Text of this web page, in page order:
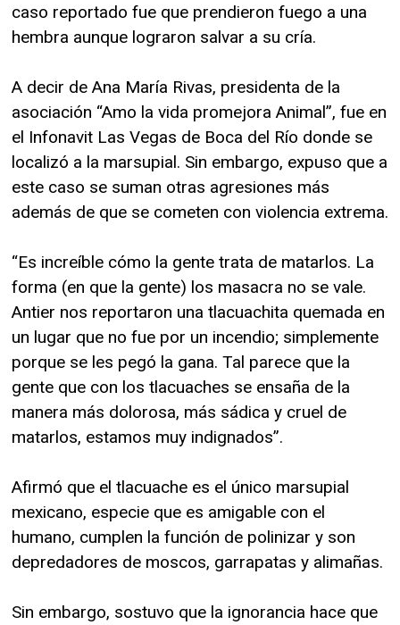
caso reportado fue que prendieron fuego a una
hembra aunque lograron salvar a su cría.
A decir de Ana María Rivas, presidenta de la
asociación “Amo la vida promejora Animal”, fue en
el Infonavit Las Vegas de Boca del Río donde se
localizó a la marsupial. Sin embargo, expuso que a
este caso se suman otras agresiones más
además de que se cometen con violencia extrema.
“Es increíble cómo la gente trata de matarlos. La
forma (en que la gente) los masacra no se vale.
Antier nos reportaron una tlacuachita quemada en
un lugar que no fue por un incendio; simplemente
porque se les pegó la gana. Tal parece que la
gente que con los tlacuaches se ensaña de la
manera más dolorosa, más sádica y cruel de
matarlos, estamos muy indignados”.
Afirmó que el tlacuache es el único marsupial
mexicano, especie que es amigable con el
humano, cumplen la función de polinizar y son
depredadores de moscos, garrapatas y alimañas.
Sin embargo, sostuvo que la ignorancia hace que